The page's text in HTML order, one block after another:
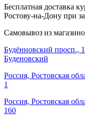
Бесплатная доставка
Ростову-на-Дону при
Самовывоз из
Будённовский просп.,
Буденовский
Россия, Ростовская
1
Россия, Ростовская
160